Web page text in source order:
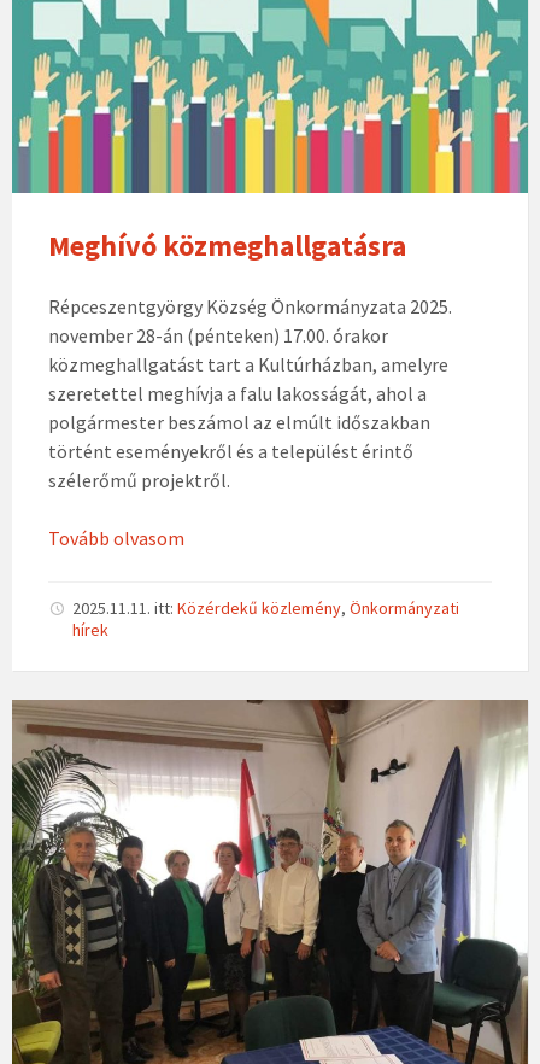
Meghívó közmeghallgatásra
Répceszentgyörgy Község Önkormányzata 2025.
november 28-án (pénteken) 17.00. órakor
közmeghallgatást tart a Kultúrházban, amelyre
szeretettel meghívja a falu lakosságát, ahol a
polgármester beszámol az elmúlt időszakban
történt eseményekről és a települést érintő
szélerőmű projektről.
Tovább olvasom
2025.11.11. itt: Közérdekű közlemény, Önkormányzati
hírek